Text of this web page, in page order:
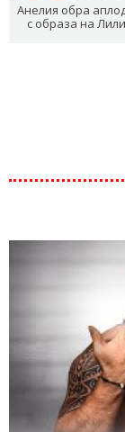
Анелия обра
с образа на